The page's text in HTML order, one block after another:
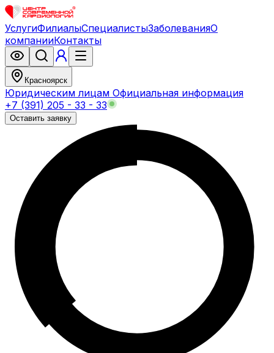
УслугиФилиалыСпециалистыЗаболеванияО
компанииКонтакты
Красноярск
Юридическим лицам Официальная информация
+7 (391) 205 - 33 - 33
Оставить заявку